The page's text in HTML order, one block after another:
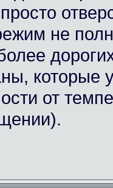
не
которые
от